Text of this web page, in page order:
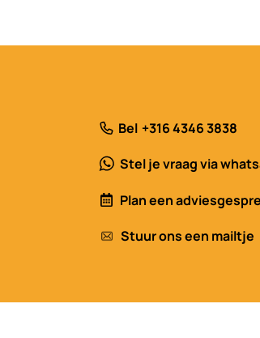
Bel +316 4346 3838
Stel je vraag via
Plan een
Stuur ons een mailtje